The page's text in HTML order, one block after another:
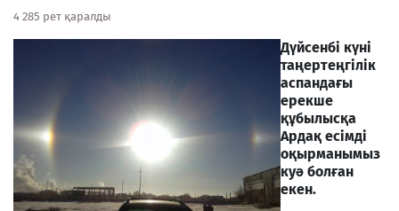
4 285 рет қаралды
Дүйсенбі күні
таңертеңгілік
аспандағы
ерекше
құбылысқа
Ардақ есімді
оқырманымыз
куә болған
екен.